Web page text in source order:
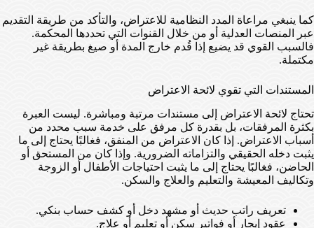
كما ينبغي مراعاة المدد النظامية للاعتراض، والتأكد من طريقة التقديم
عبر المنصات العدلية أو من خلال القنوات التي تحددها المحكمة.
فالسبب القوي قد يضيع إذا قُدم خارج المدة أو صيغ بطريقة غير
مكتملة.
المستندات التي تقوي لائحة الاعتراض
تحتاج لائحة الاعتراض إلى مستندات مرتبة ومباشرة. ليست العبرة
بكثرة المرفقات، بل بقدرة كل مرفق على خدمة سبب محدد من
أسباب الاعتراض. إذا كان الاعتراض من المنفق، فغالبًا يحتاج إلى ما
يثبت دخله الحقيقي والتزاماته الضرورية. وإذا كان من المستحق أو
الحاضن، فغالبًا يحتاج إلى ما يثبت احتياجات الأطفال أو الزوجة
وتكاليف المعيشة والتعليم والعلاج والسكن.
تعريف راتب حديث أو مشهد دخل أو كشف حساب بنكي.
عقود إيجار أو فواتير سكن أو تعليم أو علاج.